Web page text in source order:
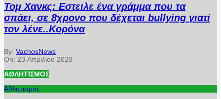
Τομ Χανκς: Εστειλε ένα γράμμα που τα
σπάει, σε 8χρονο που δέχεται bullying γιατί
τον λένε..Κορόνα
By: VachosNews
On: 23 Απριλίου 2020
ΑΘΛΗΤΙΣΜΌΣ
Αθλητισμός